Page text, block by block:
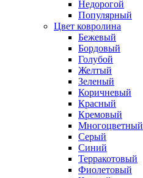
Недорогой
Популярный
Цвет ковролина
Бежевый
Бордовый
Голубой
Желтый
Зеленый
Коричневый
Красный
Кремовый
Многоцветный
Серый
Синий
Терракотовый
Фиолетовый